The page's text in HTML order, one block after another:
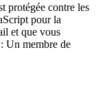
protégée contre les
pour la
et que vous
Un membre de